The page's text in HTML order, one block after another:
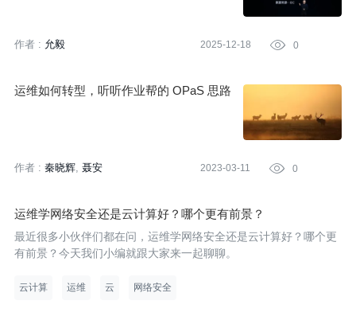
作者 : 允毅 2025-12-18  0
运维如何转型，听听作业帮的 OPaS 思路
作者 : 秦晓辉 聂安 2023-03-11  0
运维学网络安全还是云计算好？哪个更有前景？
最近很多小伙伴们都在问，运维学网络安全还是云计算好？哪个更
有前景？今天我们小编就跟大家来一起聊聊。
云计算 运维 云 网络安全